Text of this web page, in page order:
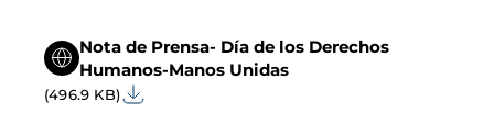
Nota de Prensa- Día de los Derechos
Humanos-Manos Unidas
(496.9 KB)